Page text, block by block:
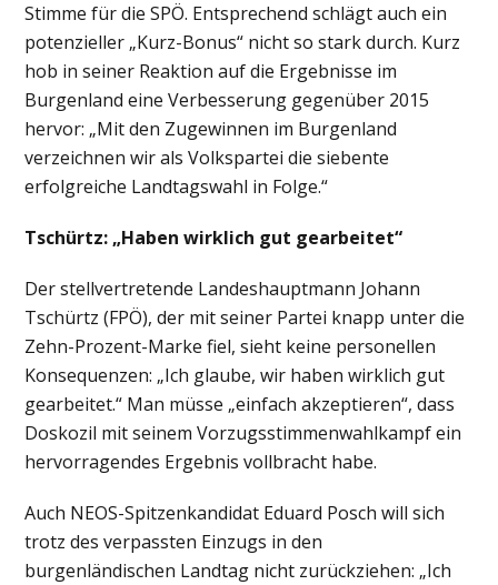
Stimme für die SPÖ. Entsprechend schlägt auch ein
potenzieller „Kurz-Bonus“ nicht so stark durch. Kurz
hob in seiner Reaktion auf die Ergebnisse im
Burgenland eine Verbesserung gegenüber 2015
hervor: „Mit den Zugewinnen im Burgenland
verzeichnen wir als Volkspartei die siebente
erfolgreiche Landtagswahl in Folge.“
Tschürtz: „Haben wirklich gut gearbeitet“
Der stellvertretende Landeshauptmann Johann
Tschürtz (FPÖ), der mit seiner Partei knapp unter die
Zehn-Prozent-Marke fiel, sieht keine personellen
Konsequenzen: „Ich glaube, wir haben wirklich gut
gearbeitet.“ Man müsse „einfach akzeptieren“, dass
Doskozil mit seinem Vorzugsstimmenwahlkampf ein
hervorragendes Ergebnis vollbracht habe.
Auch NEOS-Spitzenkandidat Eduard Posch will sich
trotz des verpassten Einzugs in den
burgenländischen Landtag nicht zurückziehen: „Ich